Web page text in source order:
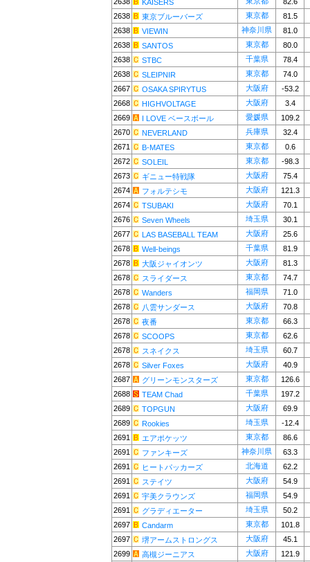
KAISERS
2638
東京ブルーバーズ 東京都
81.5
2638
VIEWIN 神奈川県
81.0
2638
SANTOS 東京都
80.0
2638
STBC 千葉県
78.4
2638
SLEIPNIR 東京都
74.0
2667
OSAKA SPIRYTUS 大阪府
-53.2
2668
HIGHVOLTAGE 大阪府
3.4
2669
I LOVE ベースボール 愛媛県
109.2
2670
NEVERLAND 兵庫県
32.4
2671
B-MATES 東京都
0.6
2672
SOLEIL 東京都
-98.3
2673
ギニュー特戦隊 大阪府
75.4
2674
フォルテシモ 大阪府
121.3
2674
TSUBAKI 大阪府
70.1
2676
Seven Wheels 埼玉県
30.1
2677
LAS BASEBALL TEAM 大阪府
25.6
2678
Well-beings 千葉県
81.9
2678
大阪ジャイオンツ 大阪府
81.3
2678
スライダース 東京都
74.7
2678
Wanders 福岡県
71.0
2678
八雲サンダース 大阪府
70.8
2678
夜番 東京都
66.3
2678
SCOOPS 東京都
62.6
2678
スネイクス 埼玉県
60.7
2678
Silver Foxes 大阪府
40.9
2687
グリーンモンスターズ 東京都
126.6
2688
TEAM Chad 千葉県
197.2
2689
TOPGUN 大阪府
69.9
2689
Rookies 埼玉県
-12.4
2691
エアポケッツ 東京都
86.6
2691
ファンキーズ 神奈川県
63.3
2691
ヒートパッカーズ 北海道
62.2
2691
ステイツ 大阪府
54.9
2691
宇美クラウンズ 福岡県
54.9
2691
グラディエーター 埼玉県
50.2
2697
Candarm 東京都
101.8
2697
堺アームストロングス 大阪府
45.1
2699
高槻ジーニアス 大阪府 121.9